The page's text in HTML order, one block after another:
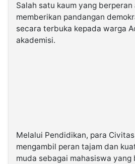
Salah satu kaum yang
memberikan pandangan
secara terbuka kepada warga
akademisi.
Melalui Pendidikan, para
mengambil peran tajam dan
muda sebagai mahasiswa